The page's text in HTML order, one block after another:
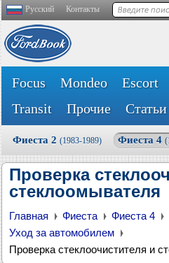
Русский Контакты
Focus Mondeo Escort
Transit
Прочие Статьи
Фиеста 2 (1983-1989) Фиеста 4
Проверка
стеклоомывателя
Главная Фиеста Фиеста 4
Уход за автомобилем
Проверка стеклоочистителя и